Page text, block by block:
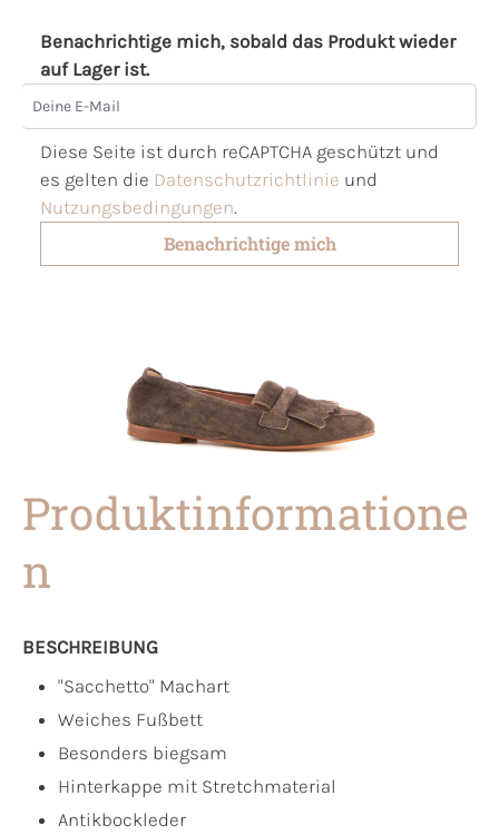
Benachrichtige mich, sobald das Produkt wieder
auf Lager ist.
Deine E-Mail
Diese Seite ist durch reCAPTCHA geschützt und
es gelten die Datenschutzrichtlinie und
Nutzungsbedingungen.
Benachrichtige mich
Produktinformatione
n
BESCHREIBUNG
"Sacchetto" Machart
Weiches Fußbett
Besonders biegsam
Hinterkappe mit Stretchmaterial
Antikbockleder